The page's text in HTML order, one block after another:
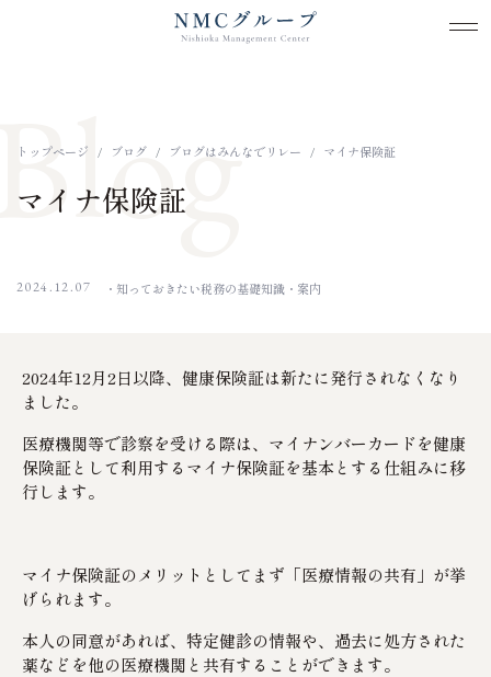
トップページ ブログ ブログはみんなでリレー マイナ保険証
マイナ保険証
2024.12.07 知っておきたい税務の基礎知識 案内
2024年12月2日以降、健康保険証は新たに発行されなくなり
ました。
医療機関等で診察を受ける際は、マイナンバーカードを健康
保険証として利用するマイナ保険証を基本とする仕組みに移
行します。
マイナ保険証のメリットとしてまず「医療情報の共有」が挙
げられます。
本人の同意があれば、特定健診の情報や、過去に処方された
薬などを他の医療機関と共有することができます。